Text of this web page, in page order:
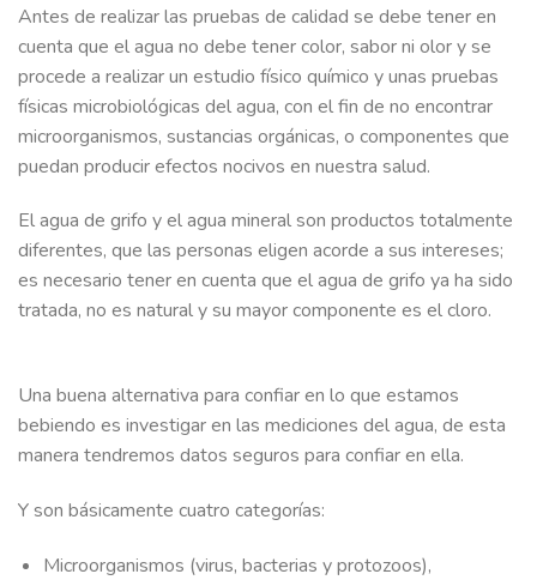
Antes de realizar las pruebas de calidad se debe tener en
cuenta que el agua no debe tener color, sabor ni olor y se
procede a realizar un estudio físico químico y unas pruebas
físicas microbiológicas del agua, con el fin de no encontrar
microorganismos, sustancias orgánicas, o componentes que
puedan producir efectos nocivos en nuestra salud.
El agua de grifo y el agua mineral son productos totalmente
diferentes, que las personas eligen acorde a sus intereses;
es necesario tener en cuenta que el agua de grifo ya ha sido
tratada, no es natural y su mayor componente es el cloro.
Una buena alternativa para confiar en lo que estamos
bebiendo es investigar en las mediciones del agua, de esta
manera tendremos datos seguros para confiar en ella.
Y son básicamente cuatro categorías:
Microorganismos (virus, bacterias y protozoos),